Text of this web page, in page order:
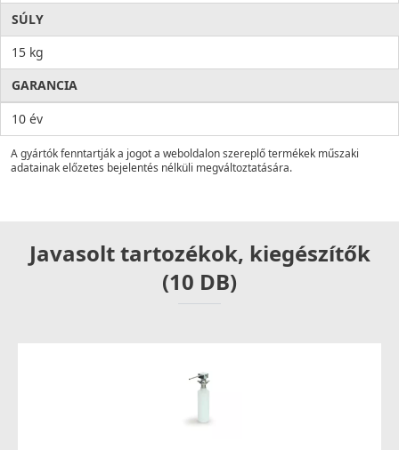
SÚLY
15 kg
GARANCIA
10 év
A gyártók fenntartják a jogot a weboldalon szereplő termékek műszaki
adatainak előzetes bejelentés nélküli megváltoztatására.
Javasolt tartozékok, kiegészítők
(10 DB)